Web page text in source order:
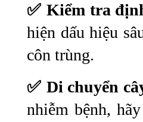
✅ Kiểm tra
hiện dấu hiệu
côn trùng.
✅ Di chuyển
nhiễm bệnh,